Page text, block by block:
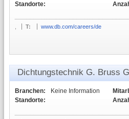
Standorte:
T: www.db.com/careers/de
Dichtungstechnik G. Bruss
Branchen:
Keine Information
Standorte: